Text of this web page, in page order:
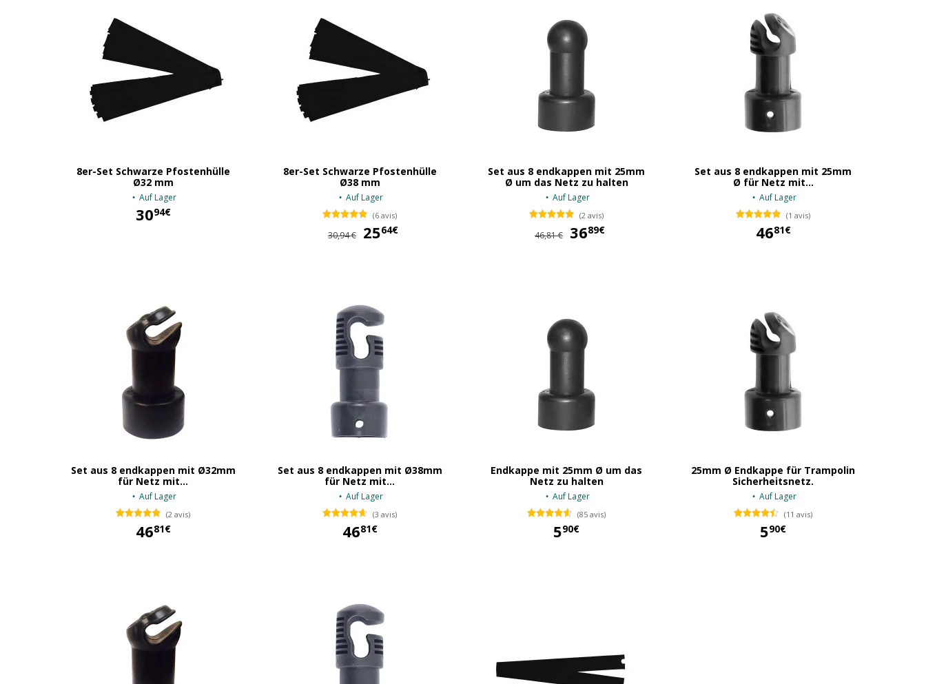
8er-Set Schwarze Pfostenhülle
Ø32 mm
Auf Lager
3094€
8er-Set Schwarze Pfostenhülle
Ø38 mm
Auf Lager
(6 avis)
30,94 € 2564€
Set aus 8 endkappen mit 25mm
Ø um das Netz zu halten
Auf Lager
(2 avis)
46,81 € 3689€
Set aus 8 endkappen mit 25mm
Ø für Netz mit...
Auf Lager
(1 avis)
4681€
Set aus 8 endkappen mit Ø32mm
für Netz mit...
Auf Lager
(2 avis)
4681€
Set aus 8 endkappen mit Ø38mm
für Netz mit...
Auf Lager
(3 avis)
4681€
Endkappe mit 25mm Ø um das
Netz zu halten
Auf Lager
(85 avis)
590€
25mm Ø Endkappe für Trampolin
Sicherheitsnetz.
Auf Lager
(11 avis)
590€